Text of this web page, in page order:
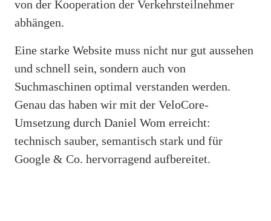
von der Kooperation der Verkehrsteilnehmer
abhängen.
Eine starke Website muss nicht nur gut aussehen
und schnell sein, sondern auch von
Suchmaschinen optimal verstanden werden.
Genau das haben wir mit der VeloCore-
Umsetzung durch Daniel Wom erreicht:
technisch sauber, semantisch stark und für
Google & Co. hervorragend aufbereitet.